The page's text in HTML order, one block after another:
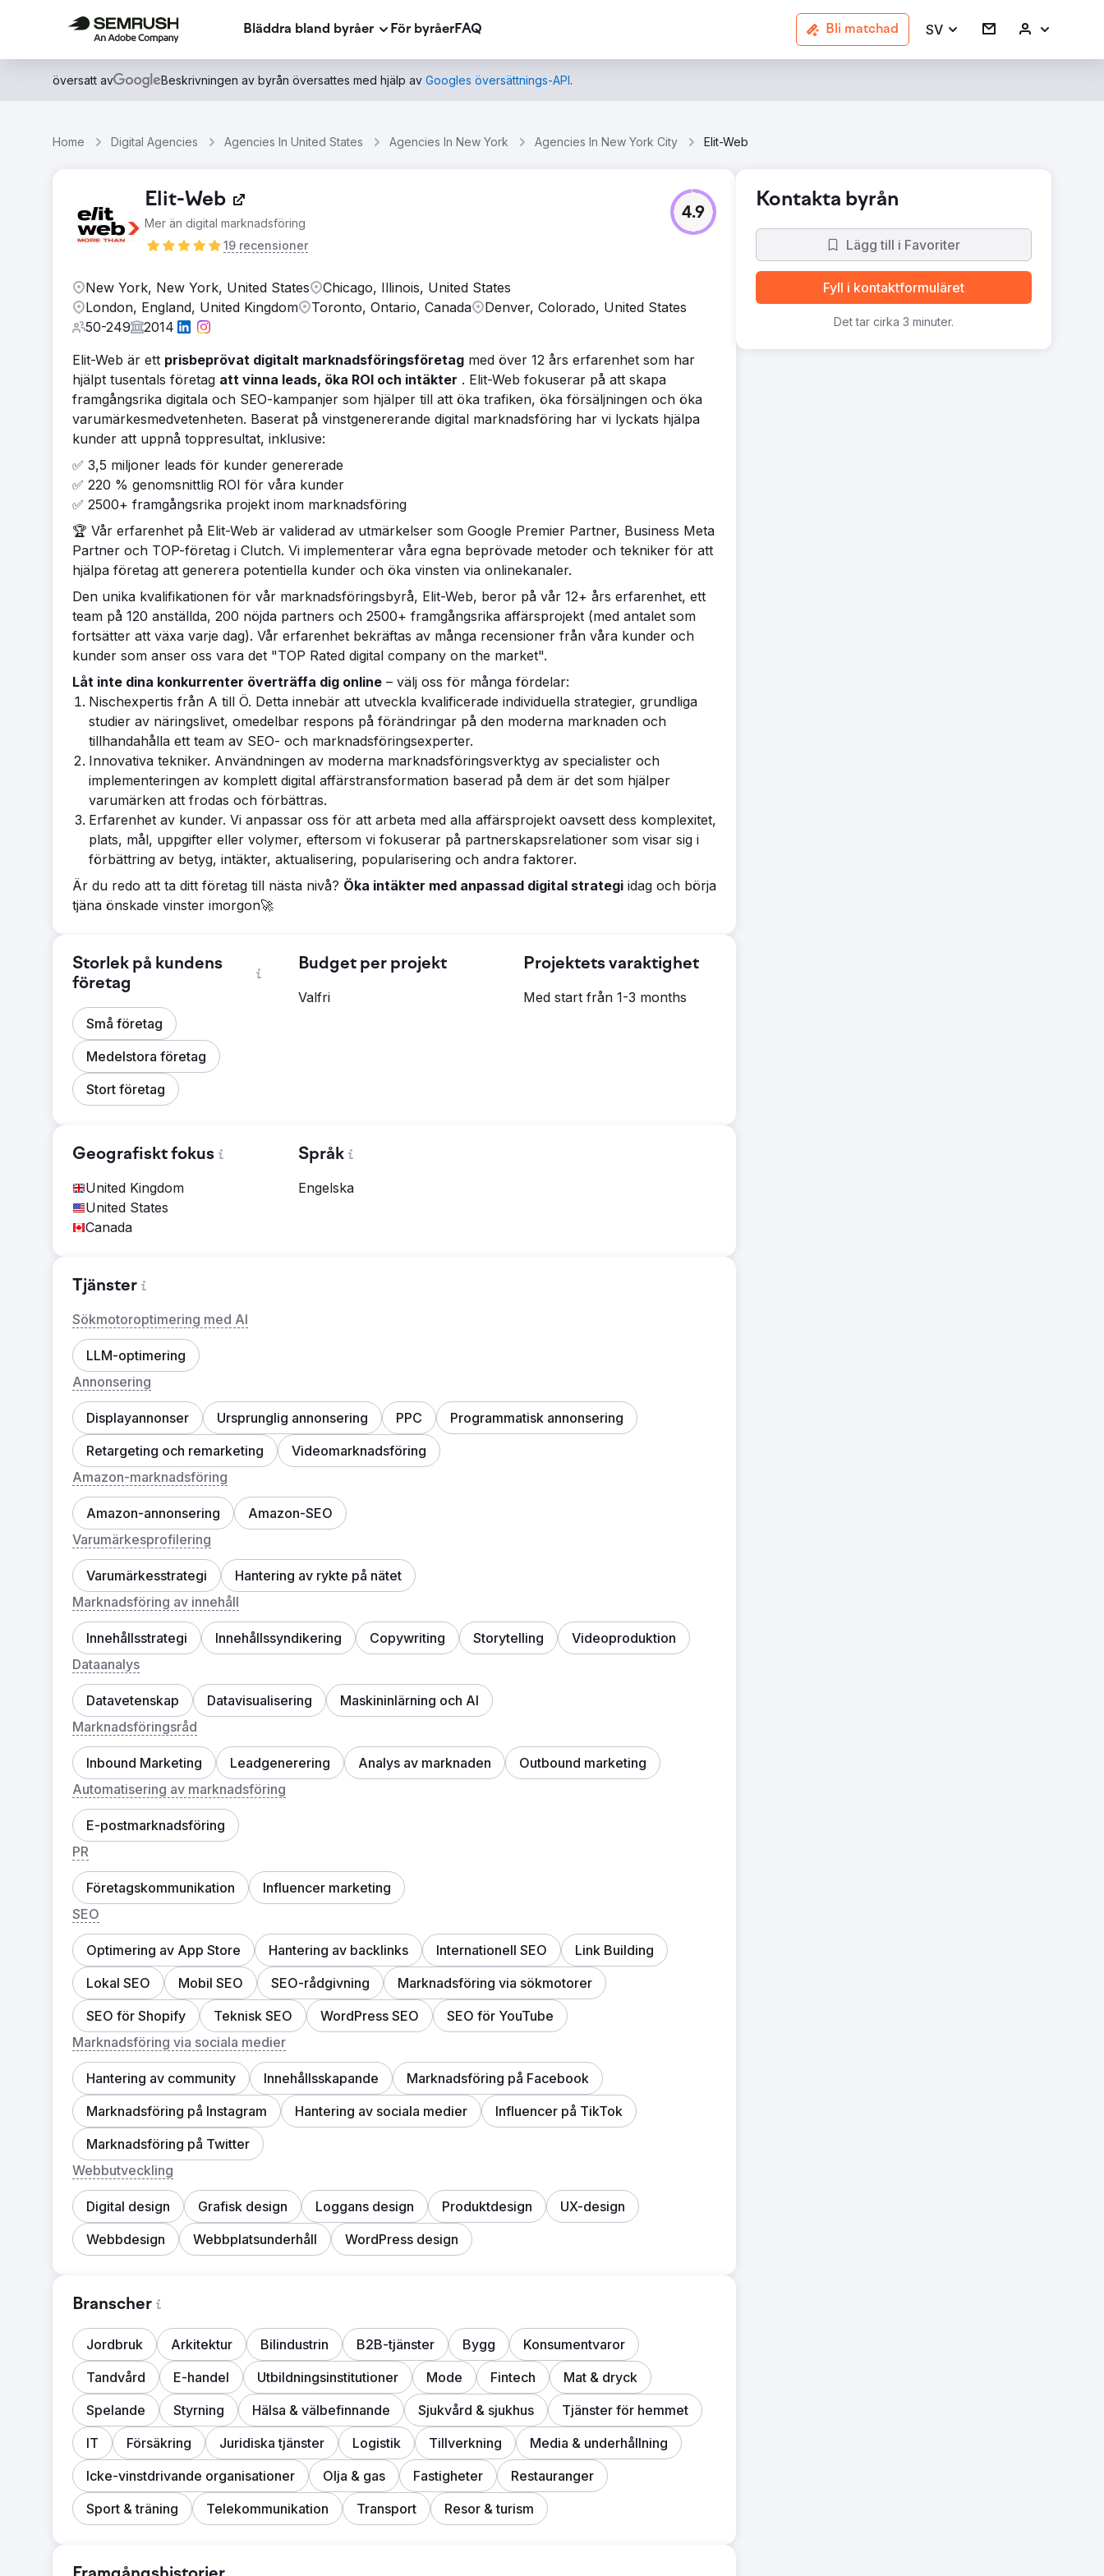
Bläddra bland byråer För byråerFAQ Bli matchad SV
översatt av Beskrivningen av byrån översattes med hjälp av Googles översättnings-API.
Home Digital Agencies Agencies In United States Agencies In New York Agencies In New York City Elit-Web
Elit-Web
Mer än digital marknadsföring
19 recensioner
4.9
New York, New York, United States
Chicago, Illinois, United States
London, England, United Kingdom
Toronto, Ontario, Canada
Denver, Colorado, United States
50-249
2014
Elit-Web är ett prisbeprövat digitalt marknadsföringsföretag med över 12 års erfarenhet som har
hjälpt tusentals företag att vinna leads, öka ROI och intäkter . Elit-Web fokuserar på att skapa
framgångsrika digitala och SEO-kampanjer som hjälper till att öka trafiken, öka försäljningen och öka
varumärkesmedvetenheten. Baserat på vinstgenererande digital marknadsföring har vi lyckats hjälpa
kunder att uppnå toppresultat, inklusive:
✅ 3,5 miljoner leads för kunder genererade
✅ 220 % genomsnittlig ROI för våra kunder
✅ 2500+ framgångsrika projekt inom marknadsföring
🏆 Vår erfarenhet på Elit-Web är validerad av utmärkelser som Google Premier Partner, Business Meta
Partner och TOP-företag i Clutch. Vi implementerar våra egna beprövade metoder och tekniker för att
hjälpa företag att generera potentiella kunder och öka vinsten via onlinekanaler.
Den unika kvalifikationen för vår marknadsföringsbyrå, Elit-Web, beror på vår 12+ års erfarenhet, ett
team på 120 anställda, 200 nöjda partners och 2500+ framgångsrika affärsprojekt (med antalet som
fortsätter att växa varje dag). Vår erfarenhet bekräftas av många recensioner från våra kunder och
kunder som anser oss vara det "TOP Rated digital company on the market".
Låt inte dina konkurrenter överträffa dig online – välj oss för många fördelar:
Nischexpertis från A till Ö. Detta innebär att utveckla kvalificerade individuella strategier, grundliga
studier av näringslivet, omedelbar respons på förändringar på den moderna marknaden och
tillhandahålla ett team av SEO- och marknadsföringsexperter.
Innovativa tekniker. Användningen av moderna marknadsföringsverktyg av specialister och
implementeringen av komplett digital affärstransformation baserad på dem är det som hjälper
varumärken att frodas och förbättras.
Erfarenhet av kunder. Vi anpassar oss för att arbeta med alla affärsprojekt oavsett dess komplexitet,
plats, mål, uppgifter eller volymer, eftersom vi fokuserar på partnerskapsrelationer som visar sig i
förbättring av betyg, intäkter, aktualisering, popularisering och andra faktorer.
Är du redo att ta ditt företag till nästa nivå? Öka intäkter med anpassad digital strategi idag och börja
tjäna önskade vinster imorgon🚀
Storlek på kundens
företag
Små företag
Medelstora företag
Stort företag
Budget per projekt
Valfri
Projektets varaktighet
Med start från 1-3 months
Geografiskt fokus
United Kingdom
United States
Canada
Språk
Engelska
Tjänster
Sökmotoroptimering med AI
LLM-optimering
Annonsering
Displayannonser Ursprunglig annonsering PPC
Programmatisk annonsering
Retargeting och remarketing
Videomarknadsföring
Amazon-marknadsföring
Amazon-annonsering
Amazon-SEO
Varumärkesprofilering
Varumärkesstrategi
Hantering av rykte på nätet
Marknadsföring av innehåll
Innehållsstrategi Innehållssyndikering Copywriting Storytelling
Videoproduktion
Dataanalys
Datavetenskap Datavisualisering
Maskininlärning och AI
Marknadsföringsråd
Inbound Marketing Leadgenerering Analys av marknaden
Outbound marketing
Automatisering av marknadsföring
E-postmarknadsföring
PR
Företagskommunikation
Influencer marketing
SEO
Optimering av App Store Hantering av backlinks Internationell SEO
Link Building
Lokal SEO
Mobil SEO SEO-rådgivning
Marknadsföring via sökmotorer
SEO för Shopify
Teknisk SEO WordPress SEO
SEO för YouTube
Marknadsföring via sociala medier
Hantering av community Innehållsskapande
Marknadsföring på Facebook
Marknadsföring på Instagram
Hantering av sociala medier
Influencer på TikTok
Marknadsföring på Twitter
Webbutveckling
Digital design Grafisk design Loggans design Produktdesign
UX-design
Webbdesign
Webbplatsunderhåll WordPress design
Branscher
Jordbruk Arkitektur Bilindustrin B2B-tjänster Bygg
Konsumentvaror
Tandvård
E-handel Utbildningsinstitutioner Mode Fintech
Mat & dryck
Spelande
Styrning Hälsa & välbefinnande Sjukvård & sjukhus
Tjänster för hemmet
IT
Försäkring Juridiska tjänster Logistik Tillverkning
Media & underhållning
Icke-vinstdrivande organisationer
Olja & gas Fastigheter
Restauranger
Sport & träning
Telekommunikation Transport Resor & turism
Kontakta byrån
Lägg till i Favoriter
Fyll i kontaktformuläret
Det tar cirka 3 minuter.